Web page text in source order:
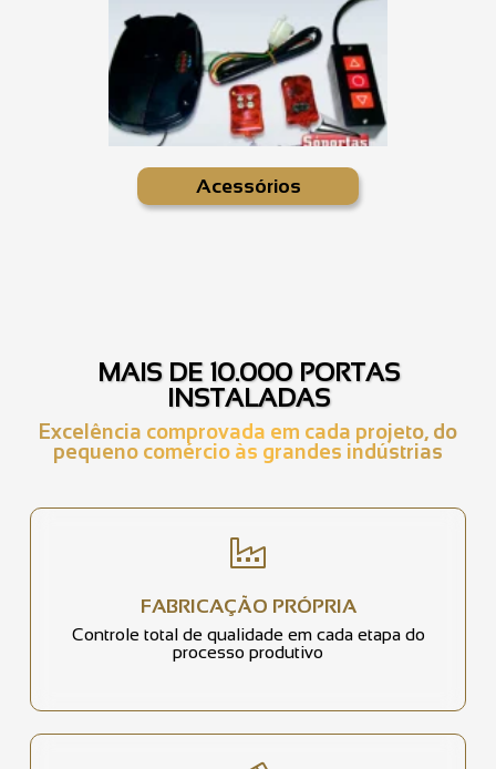
Acessórios
MAIS DE 10.000 PORTAS
INSTALADAS
Excelência comprovada em cada projeto, do
pequeno comércio às grandes indústrias
FABRICAÇÃO PRÓPRIA
Controle total de qualidade em cada etapa do
processo produtivo